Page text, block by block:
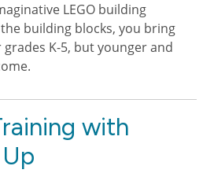
LEGO building
building blocks, you bring
K-5, but younger and
with